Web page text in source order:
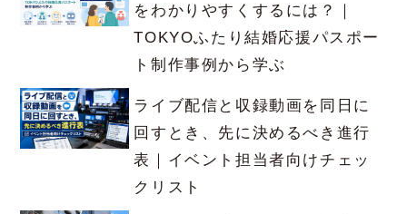
をわかりやすくするには？｜
TOKYOふたり結婚応援パスポー
ト制作事例から学ぶ
ライブ配信と収録動画を同日に
回すとき、先に決めるべき進行
表｜イベント担当者向けチェッ
クリスト